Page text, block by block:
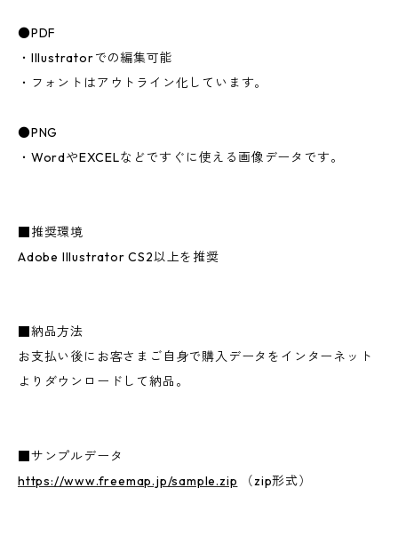
●PDF
・Illustratorでの編集可能
・フォントはアウトライン化しています。
●PNG
・WordやEXCELなどですぐに使える画像データです。
■推奨環境
Adobe Illustrator CS2以上を推奨
■納品方法
お支払い後にお客さまご自身で購入データをインターネット
よりダウンロードして納品。
■サンプルデータ
https://www.freemap.jp/sample.zip （zip形式）